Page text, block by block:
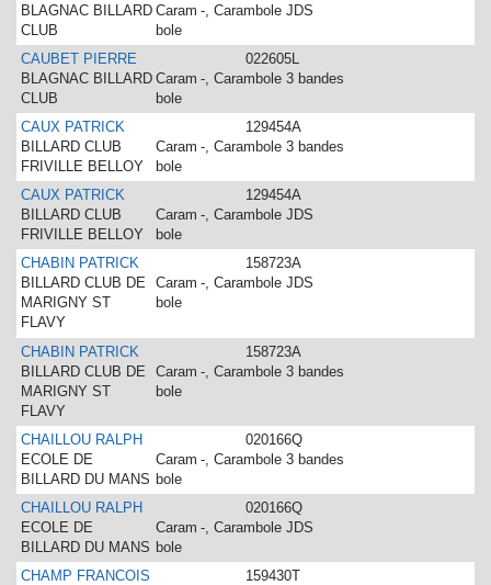
BLAGNAC BILLARD
CLUB
Caram
bole
-, Carambole JDS
CAUBET PIERRE
022605L
BLAGNAC BILLARD
CLUB
Caram
bole
-, Carambole 3 bandes
CAUX PATRICK
129454A
BILLARD CLUB
FRIVILLE BELLOY
Caram
bole
-, Carambole 3 bandes
CAUX PATRICK
129454A
BILLARD CLUB
FRIVILLE BELLOY
Caram
bole
-, Carambole JDS
CHABIN PATRICK
158723A
BILLARD CLUB DE
MARIGNY ST
FLAVY
Caram
bole
-, Carambole JDS
CHABIN PATRICK
158723A
BILLARD CLUB DE
MARIGNY ST
FLAVY
Caram
bole
-, Carambole 3 bandes
CHAILLOU RALPH
020166Q
ECOLE DE
BILLARD DU MANS
Caram
bole
-, Carambole 3 bandes
CHAILLOU RALPH
020166Q
ECOLE DE
BILLARD DU MANS
Caram
bole
-, Carambole JDS
CHAMP FRANCOIS
159430T